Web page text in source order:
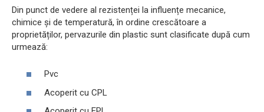
Din punct de vedere al rezistenței la influențe mecanice,
chimice și de temperatură, în ordine crescătoare a
proprietăților, pervazurile din plastic sunt clasificate după cum
urmează:
Pvc
Acoperit cu CPL